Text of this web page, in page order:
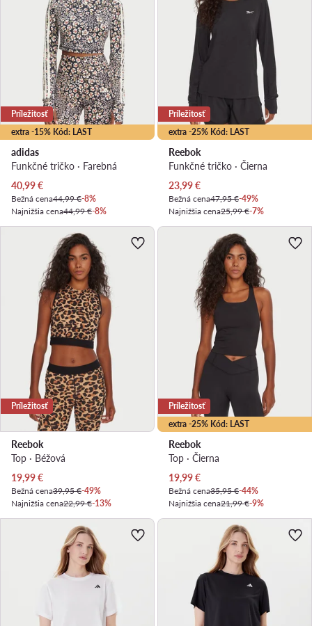
extra -15% Kód: LAST
Príležitosť
adidas
Funkčné tričko · Farebná
Aktuálna cena
40,99€
Bežná cena44,99 €-8%
Najnižšia cena44,99 €-8%
extra -25% Kód: LAST
Príležitosť
Reebok
Funkčné tričko · Čierna
Aktuálna cena
23,99€
Bežná cena47,95 €-49%
Najnižšia cena25,99 €-7%
Príležitosť
Reebok
Top · Béžová
Aktuálna cena
19,99€
Bežná cena39,95 €-49%
Najnižšia cena22,99 €-13%
extra -25% Kód: LAST
Príležitosť
Reebok
Top · Čierna
Aktuálna cena
19,99€
Bežná cena35,95 €-44%
Najnižšia cena21,99 €-9%